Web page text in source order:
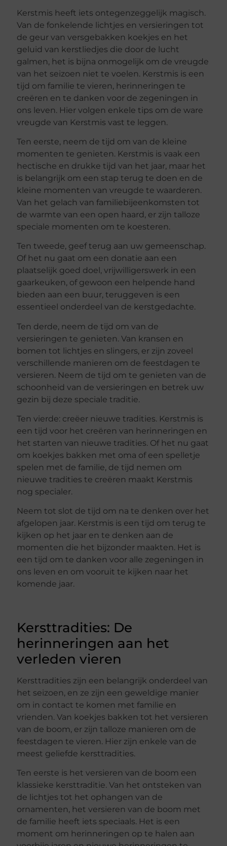
Kerstmis heeft iets ontegenzeggelijk magisch.
Van de fonkelende lichtjes en versieringen tot
de geur van versgebakken koekjes en het
geluid van kerstliedjes die door de lucht
galmen, het is bijna onmogelijk om de vreugde
van het seizoen niet te voelen. Kerstmis is een
tijd om familie te vieren, herinneringen te
creëren en te danken voor de zegeningen in
ons leven. Hier volgen enkele tips om de ware
vreugde van Kerstmis vast te leggen.
Ten eerste, neem de tijd om van de kleine
momenten te genieten. Kerstmis is vaak een
hectische en drukke tijd van het jaar, maar het
is belangrijk om een stap terug te doen en de
kleine momenten van vreugde te waarderen.
Van het gelach van familiebijeenkomsten tot
de warmte van een open haard, er zijn talloze
speciale momenten om te koesteren.
Ten tweede, geef terug aan uw gemeenschap.
Of het nu gaat om een donatie aan een
plaatselijk goed doel, vrijwilligerswerk in een
gaarkeuken, of gewoon een helpende hand
bieden aan een buur, teruggeven is een
essentieel onderdeel van de kerstgedachte.
Ten derde, neem de tijd om van de
versieringen te genieten. Van kransen en
bomen tot lichtjes en slingers, er zijn zoveel
verschillende manieren om de feestdagen te
versieren. Neem de tijd om te genieten van de
schoonheid van de versieringen en betrek uw
gezin bij deze speciale traditie.
Ten vierde: creëer nieuwe tradities. Kerstmis is
een tijd voor het creëren van herinneringen en
het starten van nieuwe tradities. Of het nu gaat
om koekjes bakken met oma of een spelletje
spelen met de familie, de tijd nemen om
nieuwe tradities te creëren maakt Kerstmis
nog specialer.
Neem tot slot de tijd om na te denken over het
afgelopen jaar. Kerstmis is een tijd om terug te
kijken op het jaar en te denken aan de
momenten die het bijzonder maakten. Het is
een tijd om te danken voor alle zegeningen in
ons leven en om vooruit te kijken naar het
komende jaar.
Kersttradities: De
herinneringen aan het
verleden vieren
Kersttradities zijn een belangrijk onderdeel van
het seizoen, en ze zijn een geweldige manier
om in contact te komen met familie en
vrienden. Van koekjes bakken tot het versieren
van de boom, er zijn talloze manieren om de
feestdagen te vieren. Hier zijn enkele van de
meest geliefde kersttradities.
Ten eerste is het versieren van de boom een
klassieke kersttraditie. Van het ontsteken van
de lichtjes tot het ophangen van de
ornamenten, het versieren van de boom met
de familie heeft iets speciaals. Het is een
moment om herinneringen op te halen aan